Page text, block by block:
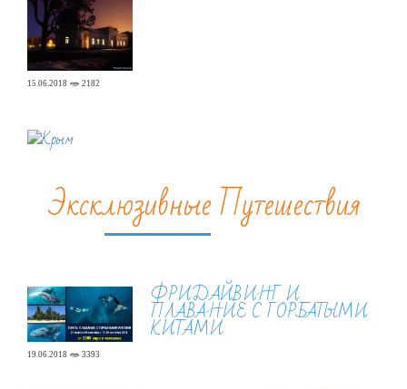
15.06.2018 2182
Эксклюзивные Путешествия
19.06.2018 3393
ФРИДАЙВИНГ И
ПЛАВАНИЕ С ГОРБАТЫМИ
КИТАМИ